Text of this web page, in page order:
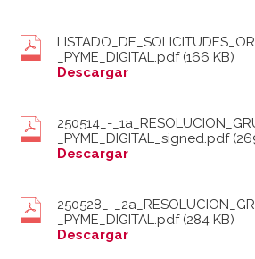
_PYME_DIGITAL.pdf (166 KB)
Descargar
250514_-
_PYME_DIGITAL_signed.pdf
Descargar
250528_-
_PYME_DIGITAL.pdf (284 KB)
Descargar